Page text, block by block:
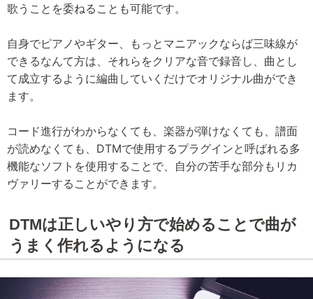
歌うことを委ねることも可能です。
自身でピアノやギター、もっとマニアックならば三味線が
できるなんて方は、それらをクリアな音で録音し、曲とし
て成立するように編曲していくだけでオリジナル曲ができ
ます。
コード進行がわからなくても、楽器が弾けなくても、譜面
が読めなくても、DTMで使用するプラグインと呼ばれる多
機能なソフトを使用することで、自分の苦手な部分もリカ
ヴァリーすることができます。
DTMは正しいやり方で始めることで曲が
うまく作れるようになる